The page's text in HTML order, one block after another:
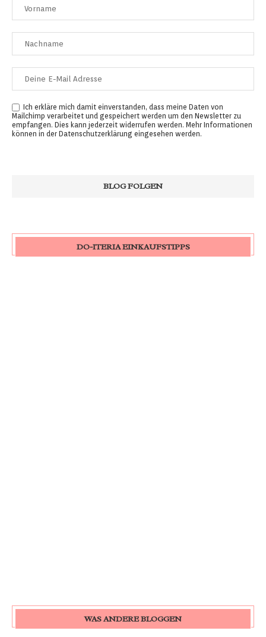
Ich erkläre mich damit einverstanden, dass meine Daten von
Mailchimp verarbeitet und gespeichert werden um den Newsletter zu
empfangen. Dies kann jederzeit widerrufen werden. Mehr Informationen
können in der Datenschutzerklärung eingesehen werden.
DO-ITERIA EINKAUFSTIPPS
WAS ANDERE BLOGGEN